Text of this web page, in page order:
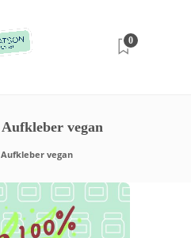
0
Aufkleber vegan
Aufkleber vegan